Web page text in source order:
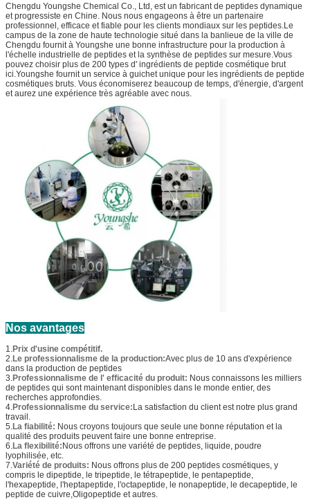
Chengdu Youngshe Chemical Co., Ltd, est un fabricant de peptides dynamique
et progressiste en Chine. Nous nous engageons à être un partenaire
professionnel, efficace et fiable pour les clients mondiaux sur les peptides.Le
campus de la zone de haute technologie situé dans la banlieue de la ville de
Chengdu fournit à Youngshe une bonne infrastructure pour la production à
l'échelle industrielle de peptides et la synthèse de peptides sur mesure.Vous
pouvez choisir plus de 200 types d' ingrédients de peptide cosmétique brut
ici.Youngshe fournit un service à guichet unique pour les ingrédients de peptide
cosmétiques bruts. Vous économiserez beaucoup de temps, d'énergie, d'argent
et aurez une expérience très agréable avec nous.
Nos avantages
1. Prix d'usine compétitif.
2. Le professionnalisme de la production:Avec plus de 10 ans d'expérience
dans la production de peptides
3. Professionnalisme de l' efficacité du produit: Nous connaissons les milliers
de peptides qui sont maintenant disponibles dans le monde entier, des
recherches approfondies.
4. Professionnalisme du service:La satisfaction du client est notre plus grand
travail.
5. La fiabilité: Nous croyons toujours que seule une bonne réputation et la
qualité des produits peuvent faire une bonne entreprise.
6. La flexibilité:Nous offrons une variété de peptides, liquide, poudre
lyophilisée, etc.
7. Variété de produits: Nous offrons plus de 200 peptides cosmétiques, y
compris le dipeptide, le tripeptide, le tétrapeptide, le pentapeptide,
l'hexapeptide, l'heptapeptide, l'octapeptide, le nonapeptide, le decapeptide, le
peptide de cuivre,Oligopeptide et autres.